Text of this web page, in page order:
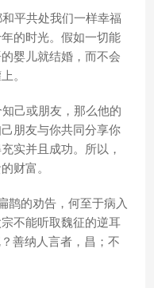
平共处我们一样幸福
的时光。假如一切能
婴儿就结婚，而不会
。
己或朋友，那么他的
朋友与你共同分享你
实并且成功。所以，
财富。
鹊的劝告，何至于病入
不能听取魏征的逆耳
善纳人言者，昌；不